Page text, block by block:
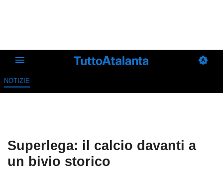
NOTIZIE
Superlega: il calcio davanti a
un bivio storico